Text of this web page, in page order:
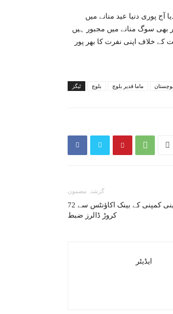
پوری دنیا عید منانے میں
بھی سوگ منانے میں مجبور ہیں
کے خلاف اپنی نفرت کا بھر پور
ٹیگز بلوچ ماما قدیر بلوچ
گزشتہ مضمون
بھارت میں چینی کمپنی کے بینک اکاؤنٹس سے 72
کروڑ ڈالرز ضبط
ایڈیٹر